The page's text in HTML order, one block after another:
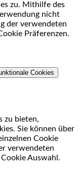
zu. Mithilfe des
nicht
der verwendeten
Präferenzen.
Cookies
zu bieten,
Sie können über
Cookie
verwendeten
Auswahl.